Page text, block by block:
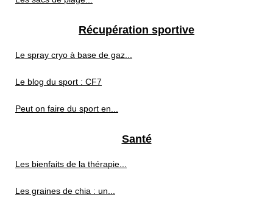
Récupération sportive
Le spray cryo à base de gaz...
Le blog du sport : CF7
Peut on faire du sport en...
Santé
Les bienfaits de la thérapie...
Les graines de chia : un...